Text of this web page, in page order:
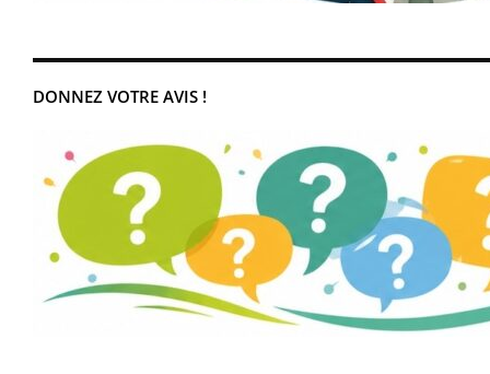
DONNEZ VOTRE AVIS !